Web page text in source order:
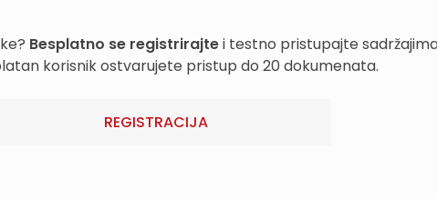
Besplatno se registrirajtei testno pristupajte
korisnik ostvarujete pristup do 20 dokumenata.
REGISTRACIJA